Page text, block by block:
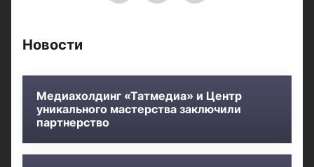
Новости
Медиахолдинг «Татмедиа» и Центр
уникального мастерства заключили
партнерство